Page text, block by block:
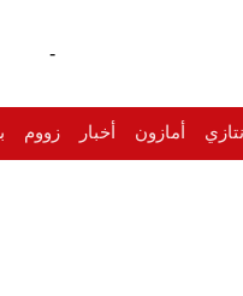
-
أمازون أخبار زووم